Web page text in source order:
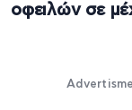
οφειλών σε